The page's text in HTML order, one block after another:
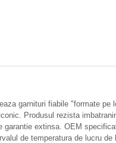
garnituri fiabile "formate pe
Produsul rezista
extinsa. OEM
de temperatura de lucru de